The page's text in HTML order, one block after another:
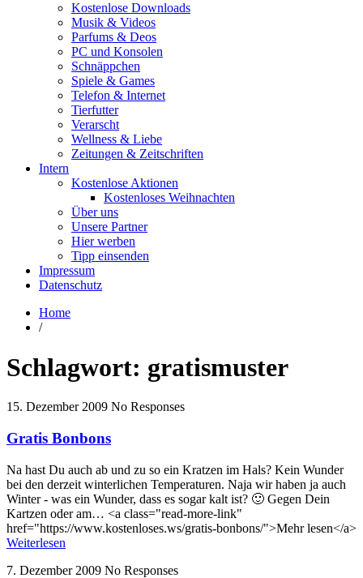
Kostenlose Downloads
Musik & Videos
Parfums & Deos
PC und Konsolen
Schnäppchen
Spiele & Games
Telefon & Internet
Tierfutter
Verarscht
Wellness & Liebe
Zeitungen & Zeitschriften
Intern
Kostenlose Aktionen
Kostenloses Weihnachten
Über uns
Unsere Partner
Hier werben
Tipp einsenden
Impressum
Datenschutz
Home
/
Schlagwort: gratismuster
15. Dezember 2009 No Responses
Gratis Bonbons
Na hast Du auch ab und zu so ein Kratzen im Hals? Kein Wunder
bei den derzeit winterlichen Temperaturen. Naja wir haben ja auch
Winter - was ein Wunder, dass es sogar kalt ist? 🙂 Gegen Dein
Kartzen oder am… <a class="read-more-link"
href="https://www.kostenloses.ws/gratis-bonbons/">Mehr lesen</a>
Weiterlesen
7. Dezember 2009 No Responses